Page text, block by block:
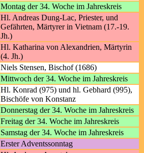
Montag der 34. Woche im Jahreskreis
Hl. Andreas Dung-Lac, Priester, und
Gefährten, Märtyrer in Vietnam (17.-19.
Jh.)
Hl. Katharina von Alexandrien, Märtyrin
(4. Jh.)
Niels Stensen, Bischof (1686)
Mittwoch der 34. Woche im Jahreskreis
Hl. Konrad (975) und hl. Gebhard (995),
Bischöfe von Konstanz
Donnerstag der 34. Woche im Jahreskreis
Freitag der 34. Woche im Jahreskreis
Samstag der 34. Woche im Jahreskreis
Erster Adventssonntag